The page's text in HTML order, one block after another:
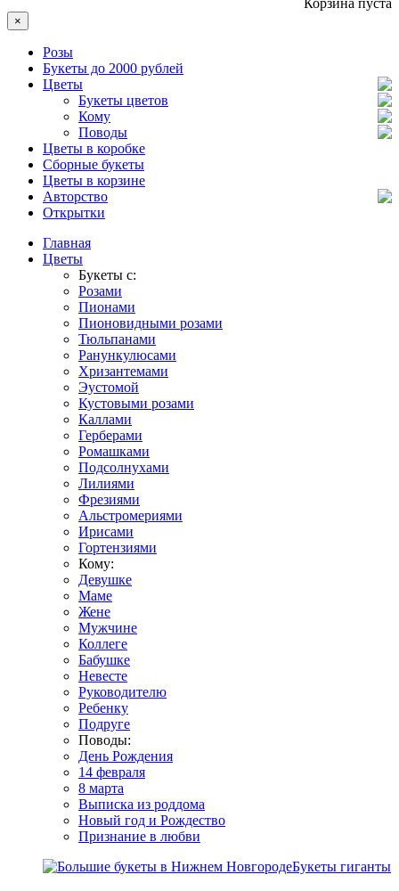
Корзина пуста
×
Розы
Букеты до 2000 рублей
Цветы
Букеты цветов
Кому
Поводы
Цветы в коробке
Сборные букеты
Цветы в корзине
Авторство
Открытки
Главная
Цветы
Букеты с:
Розами
Пионами
Пионовидными розами
Тюльпанами
Ранункулюсами
Хризантемами
Эустомой
Кустовыми розами
Каллами
Герберами
Ромашками
Подсолнухами
Лилиями
Фрезиями
Альстромериями
Ирисами
Гортензиями
Кому:
Девушке
Маме
Жене
Мужчине
Коллеге
Бабушке
Невесте
Руководителю
Ребенку
Подруге
Поводы:
День Рождения
14 февраля
8 марта
Выписка из роддома
Новый год и Рождество
Признание в любви
Букеты гиганты